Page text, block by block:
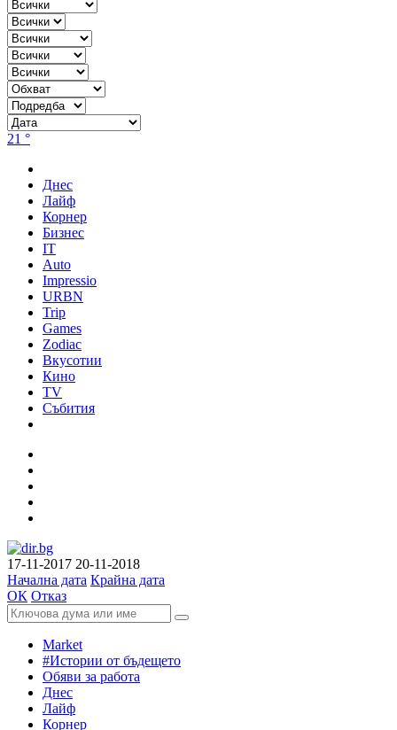
21 °
Днес
Лайф
Корнер
Бизнес
IT
Auto
Impressio
URBN
Trip
Games
Zodiac
Вкусотии
Кино
TV
Събития
17-11-2017 20-11-2018
Начална дата Крайна дата
ОК Отказ
Market
#Истории от бъдещето
Обяви за работа
Днес
Лайф
Корнер